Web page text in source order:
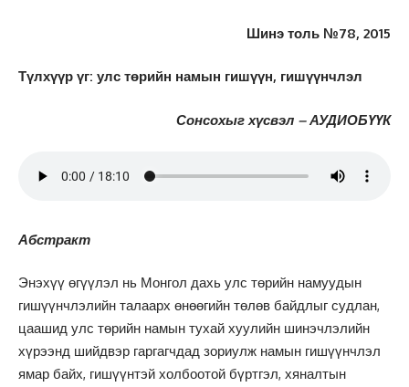
Шинэ толь №78, 2015
Түлхүүр үг: улс төрийн намын гишүүн, гишүүнчлэл
Сонсохыг хүсвэл – АУДИОБҮҮК
Абстракт
Энэхүү өгүүлэл нь Монгол дахь улс төрийн намуудын
гишүүнчлэлийн талаарх өнөөгийн төлөв байдлыг судлан,
цаашид улс төрийн намын тухай хуулийн шинэчлэлийн
хүрээнд шийдвэр гаргагчдад зориулж намын гишүүнчлэл
ямар байх, гишүүнтэй холбоотой бүртгэл, хяналтын